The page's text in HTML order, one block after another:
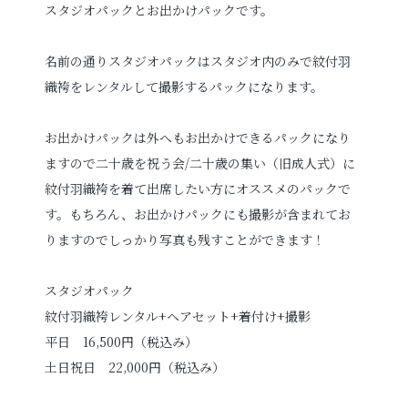
スタジオパックとお出かけパックです。
名前の通りスタジオパックはスタジオ内のみで紋付羽
織袴をレンタルして撮影するパックになります。
お出かけパックは外へもお出かけできるパックになり
ますので二十歳を祝う会/二十歳の集い（旧成人式）に
紋付羽織袴を着て出席したい方にオススメのパックで
す。もちろん、お出かけパックにも撮影が含まれてお
りますのでしっかり写真も残すことができます！
スタジオパック
紋付羽織袴レンタル+ヘアセット+着付け+撮影
平日 16,500円（税込み）
土日祝日 22,000円（税込み）